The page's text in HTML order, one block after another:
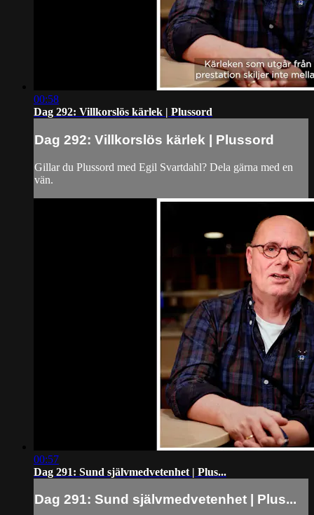
00:58
Dag 292: Villkorslös kärlek | Plussord
Dag 292: Villkorslös kärlek | Plussord
Gillar du Plussord med Egil Svartdahl? Dela gärna med en
vän.
00:57
Dag 291: Sund självmedvetenhet | Plus...
Dag 291: Sund självmedvetenhet | Plus...